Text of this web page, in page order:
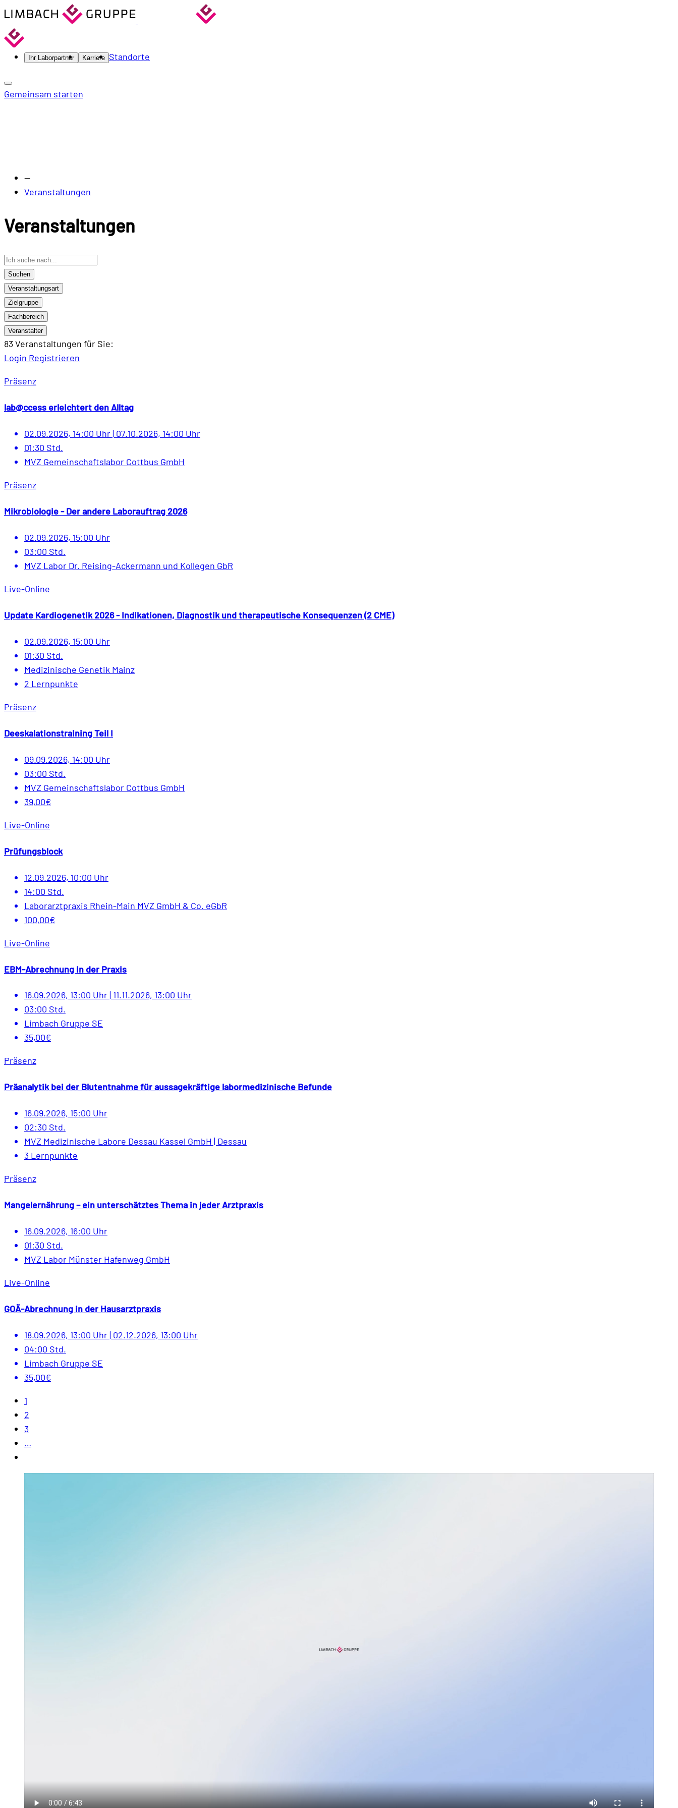
Ihr Laborpartner Karriere Standorte
Gemeinsam starten
—
Veranstaltungen
Veranstaltungen
Suchen
Veranstaltungsart
Zielgruppe
Fachbereich
Veranstalter
83 Veranstaltungen für Sie:
Login Registrieren
Präsenz
lab@ccess erleichtert den Alltag
02.09.2026, 14:00 Uhr| 07.10.2026, 14:00 Uhr
01:30 Std.
MVZ Gemeinschaftslabor Cottbus GmbH
Präsenz
Mikrobiologie - Der andere Laborauftrag 2026
02.09.2026, 15:00 Uhr
03:00 Std.
MVZ Labor Dr. Reising-Ackermann und Kollegen GbR
Live-Online
Update Kardiogenetik 2026 - Indikationen, Diagnostik und therapeutische Konsequenzen (2 CME)
02.09.2026, 15:00 Uhr
01:30 Std.
Medizinische Genetik Mainz
2 Lernpunkte
Präsenz
Deeskalationstraining Teil I
09.09.2026, 14:00 Uhr
03:00 Std.
MVZ Gemeinschaftslabor Cottbus GmbH
39,00€
Live-Online
Prüfungsblock
12.09.2026, 10:00 Uhr
14:00 Std.
Laborarztpraxis Rhein-Main MVZ GmbH & Co. eGbR
100,00€
Live-Online
EBM-Abrechnung in der Praxis
16.09.2026, 13:00 Uhr| 11.11.2026, 13:00 Uhr
03:00 Std.
Limbach Gruppe SE
35,00€
Präsenz
Präanalytik bei der Blutentnahme für aussagekräftige labormedizinische Befunde
16.09.2026, 15:00 Uhr
02:30 Std.
MVZ Medizinische Labore Dessau Kassel GmbH | Dessau
3 Lernpunkte
Präsenz
Mangelernährung – ein unterschätztes Thema in jeder Arztpraxis
16.09.2026, 16:00 Uhr
01:30 Std.
MVZ Labor Münster Hafenweg GmbH
Live-Online
GOÄ-Abrechnung in der Hausarztpraxis
18.09.2026, 13:00 Uhr| 02.12.2026, 13:00 Uhr
04:00 Std.
Limbach Gruppe SE
35,00€
1
2
3
…